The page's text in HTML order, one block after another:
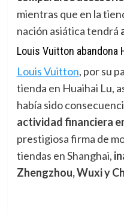
mientras que en la
nación asiática tendrá
Louis Vuitton abandona
Louis Vuitton, por su
tienda en Huaihai Lu,
había sido
actividad financiera
prestigiosa firma de
tiendas en Shanghai,
Zhengzhou, Wuxi y